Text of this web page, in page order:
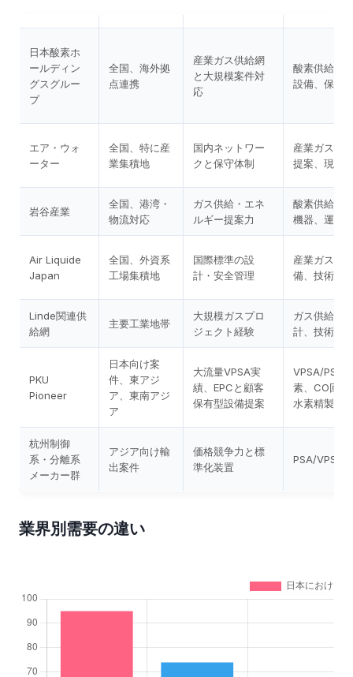
日本酸素ホ
ールディン
グスグルー
プ
全国、海外拠
点連携
産業ガス供給網
と大規模案件対
応
酸素供給、
設備、保守
エア・ウォ
ーター
全国、特に産
業集積地
国内ネットワー
クと保守体制
産業ガス、
提案、現場
岩谷産業
全国、港湾・
物流対応
ガス供給・エネ
ルギー提案力
酸素供給、
機器、運用
Air Liquide
Japan
全国、外資系
工場集積地
国際標準の設
計・安全管理
産業ガス、
備、技術支
Linde関連供
給網
主要工業地帯
大規模ガスプロ
ジェクト経験
ガス供給、
計、技術協
PKU
Pioneer
日本向け案
件、東アジ
ア、東南アジ
ア
大流量VPSA実
績、EPCと顧客
保有型設備提案
VPSA/PSA酸
素、CO回収
水素精製、
杭州制御
系・分離系
メーカー群
アジア向け輸
出案件
価格競争力と標
準化装置
PSA/VPSA
業界別需要の違い